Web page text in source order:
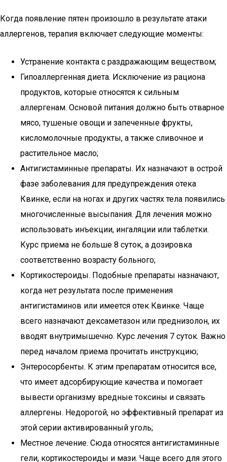
Когда появление пятен произошло в результате атаки
аллергенов, терапия включает следующие моменты:
Устранение контакта с раздражающим веществом;
Гипоаллергенная диета. Исключение из рациона
продуктов, которые относятся к сильным
аллергенам. Основой питания должно быть отварное
мясо, тушеные овощи и запеченные фрукты,
кисломолочные продукты, а также сливочное и
растительное масло;
Антигистаминные препараты. Их назначают в острой
фазе заболевания для предупреждения отека
Квинке, если на ногах и других частях тела появились
многочисленные высыпания. Для лечения можно
использовать инъекции, ингаляции или таблетки.
Курс приема не больше 8 суток, а дозировка
соответственно возрасту больного;
Кортикостероиды. Подобные препараты назначают,
когда нет результата после применения
антигистаминов или имеется отек Квинке. Чаще
всего назначают дексаметазон или преднизолон, их
вводят внутримышечно. Курс лечения 7 суток. Важно
перед началом приема прочитать инструкцию;
Энтеросорбенты. К этим препаратам относится все,
что имеет адсорбирующие качества и помогает
вывести организму вредные токсины и связать
аллергены. Недорогой, но эффективный препарат из
этой серии активированный уголь;
Местное лечение. Сюда относятся антигистаминные
гели, кортикостероиды и мази. Чаще всего для этого